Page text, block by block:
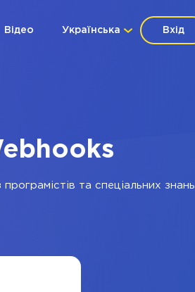
Вхід
Українська
Відео
та спеціальних знань.